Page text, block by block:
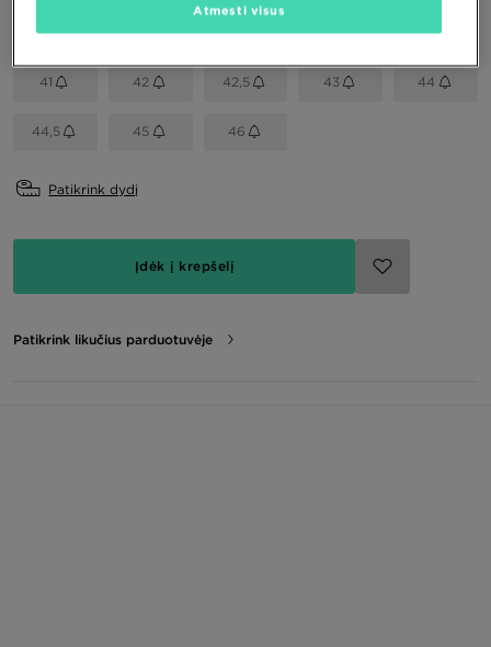
41 42 42,5 43 44
44,5 45 46
Patikrink dydį
Įdėk į krepšelį
Patikrink likučius parduotuvėje
Atmesti visus